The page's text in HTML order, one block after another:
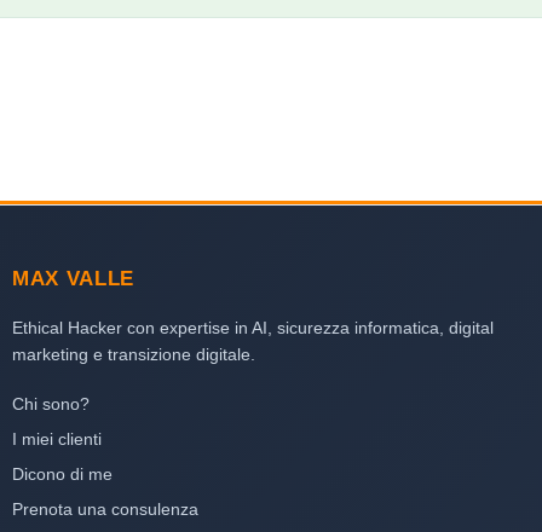
MAX VALLE
Ethical Hacker con expertise in AI, sicurezza informatica, digital
marketing e transizione digitale.
Chi sono?
I miei clienti
Dicono di me
Prenota una consulenza